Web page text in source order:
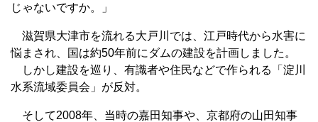
じゃないですか。」
滋賀県大津市を流れる大戸川では、江戸時代から水害に
悩まされ、国は約50年前にダムの建設を計画しました。
しかし建設を巡り、有識者や住民などで作られる「淀川
水系流域委員会」が反対。
そして2008年、当時の嘉田知事や、京都府の山田知事